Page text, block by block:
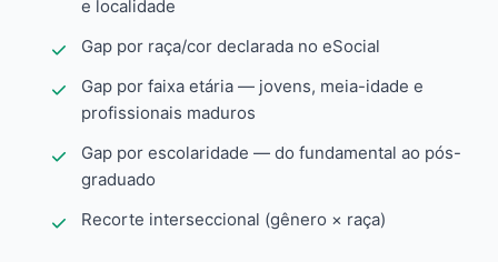
e localidade
Gap por raça/cor declarada no eSocial
Gap por faixa etária — jovens, meia-idade e
profissionais maduros
Gap por escolaridade — do fundamental ao pós-
graduado
Recorte interseccional (gênero × raça)